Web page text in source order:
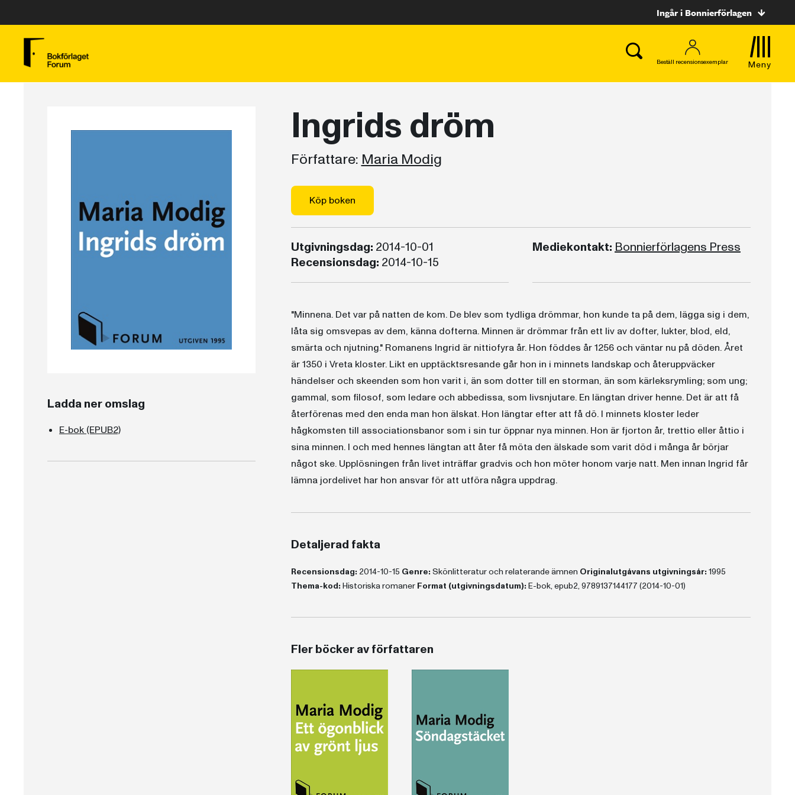
Ingår i Bonnierförlagen
Beställ recensionsexemplar Meny
Ladda ner omslag
E-bok (EPUB2)
Ingrids dröm
Författare: Maria Modig
Köp boken
Utgivningsdag: 2014-10-01
Recensionsdag: 2014-10-15
Mediekontakt:Bonnierförlagens Press
"Minnena. Det var på natten de kom. De blev som tydliga drömmar, hon kunde ta på dem, lägga sig i dem,
låta sig omsvepas av dem, känna dofterna. Minnen är drömmar från ett liv av dofter, lukter, blod, eld,
smärta och njutning." Romanens Ingrid är nittiofyra år. Hon föddes år 1256 och väntar nu på döden. Året
är 1350 i Vreta kloster. Likt en upptäcktsresande går hon in i minnets landskap och återuppväcker
händelser och skeenden som hon varit i, än som dotter till en storman, än som kärleksrymling; som ung;
gammal, som filosof, som ledare och abbedissa, som livsnjutare. En längtan driver henne. Det är att få
återförenas med den enda man hon älskat. Hon längtar efter att få dö. I minnets kloster leder
hågkomsten till associationsbanor som i sin tur öppnar nya minnen. Hon är fjorton år, trettio eller åttio i
sina minnen. I och med hennes längtan att åter få möta den älskade som varit död i många år börjar
något ske. Upplösningen från livet inträffar gradvis och hon möter honom varje natt. Men innan Ingrid får
lämna jordelivet har hon ansvar för att utföra några uppdrag.
Detaljerad fakta
Recensionsdag: 2014-10-15 Genre: Skönlitteratur och relaterande ämnen Originalutgåvans utgivningsår: 1995
Thema-kod: Historiska romaner Format (utgivningsdatum): E-bok, epub2, 9789137144177 (2014-10-01)
Fler böcker av författaren